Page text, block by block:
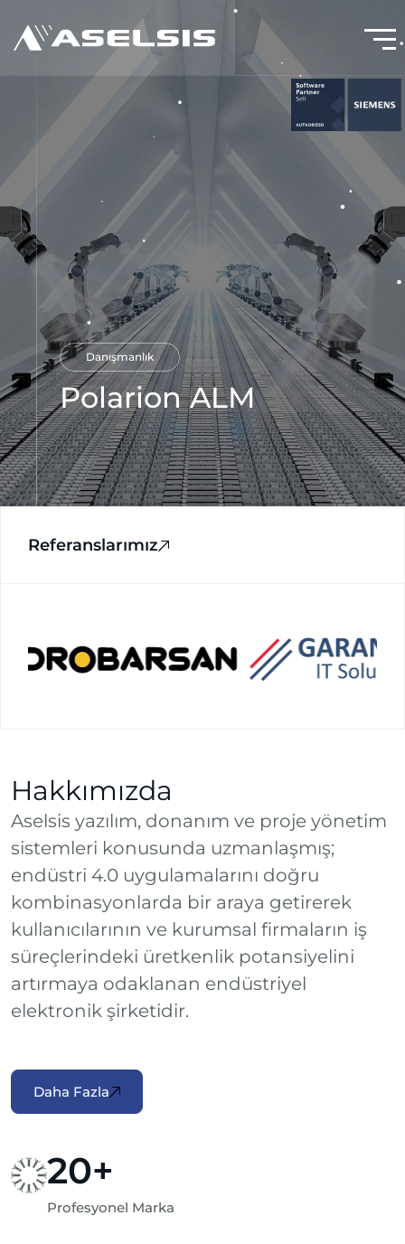
Danışmanlık
Polarion ALM
Referanslarımız
Hakkımızda
Aselsis yazılım, donanım ve proje yönetim
sistemleri konusunda uzmanlaşmış;
endüstri 4.0 uygulamalarını doğru
kombinasyonlarda bir araya getirerek
kullanıcılarının ve kurumsal firmaların iş
süreçlerindeki üretkenlik potansiyelini
artırmaya odaklanan endüstriyel
elektronik şirketidir.
Daha Fazla
20+
Profesyonel Marka